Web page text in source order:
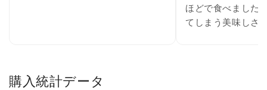
ほどで食べました
てしまう美味しさ
購入統計データ